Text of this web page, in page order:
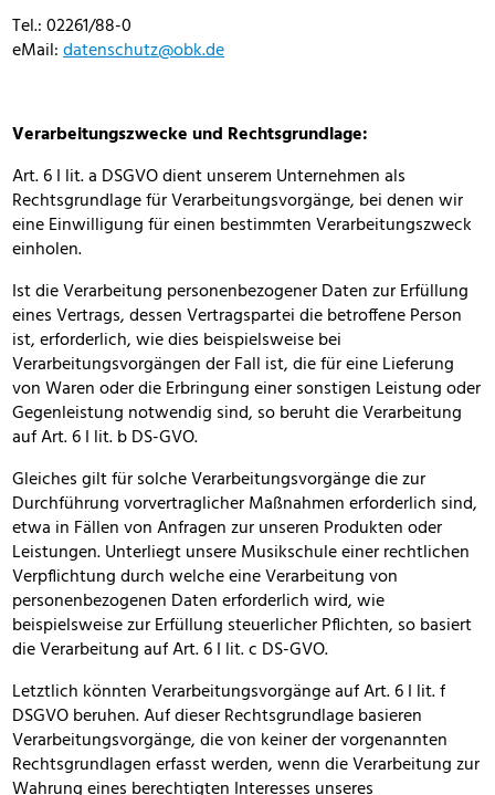
Tel.: 02261/88-0
eMail:datenschutz@obk.de
Verarbeitungszwecke und Rechtsgrundlage:
Art. 6 I lit. a DSGVO dient unserem Unternehmen als
Rechtsgrundlage für Verarbeitungsvorgänge, bei denen wir
eine Einwilligung für einen bestimmten Verarbeitungszweck
einholen.
Ist die Verarbeitung personenbezogener Daten zur Erfüllung
eines Vertrags, dessen Vertragspartei die betroffene Person
ist, erforderlich, wie dies beispielsweise bei
Verarbeitungsvorgängen der Fall ist, die für eine Lieferung
von Waren oder die Erbringung einer sonstigen Leistung oder
Gegenleistung notwendig sind, so beruht die Verarbeitung
auf Art. 6 I lit. b DS-GVO.
Gleiches gilt für solche Verarbeitungsvorgänge die zur
Durchführung vorvertraglicher Maßnahmen erforderlich sind,
etwa in Fällen von Anfragen zur unseren Produkten oder
Leistungen. Unterliegt unsere Musikschule einer rechtlichen
Verpflichtung durch welche eine Verarbeitung von
personenbezogenen Daten erforderlich wird, wie
beispielsweise zur Erfüllung steuerlicher Pflichten, so basiert
die Verarbeitung auf Art. 6 I lit. c DS-GVO.
Letztlich könnten Verarbeitungsvorgänge auf Art. 6 I lit. f
DSGVO beruhen. Auf dieser Rechtsgrundlage basieren
Verarbeitungsvorgänge, die von keiner der vorgenannten
Rechtsgrundlagen erfasst werden, wenn die Verarbeitung zur